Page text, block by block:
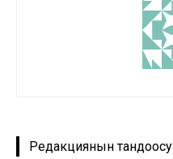
Редакциянын тандоосу